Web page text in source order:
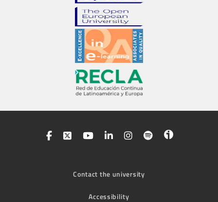
Contact the university
Accessibility